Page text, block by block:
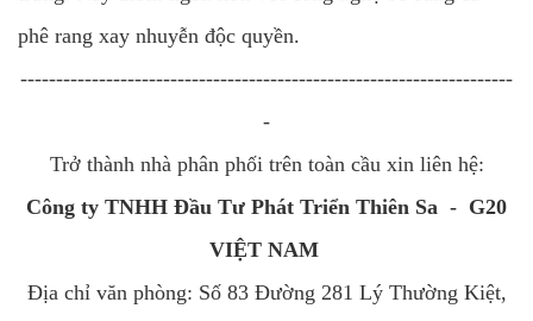
phê rang xay nhuyễn độc quyền.
---------------------------------------------------------------------
-
Trở thành nhà phân phối trên toàn cầu xin liên hệ:
Công ty TNHH Đầu Tư Phát Triển Thiên Sa - G20
VIỆT NAM
Địa chỉ văn phòng: Số 83 Đường 281 Lý Thường Kiệt,